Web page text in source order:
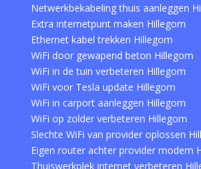
Netwerkbekabeling thuis aanleggen
Extra internetpunt maken Hillegom
Ethernet kabel trekken Hillegom
WiFi door gewapend beton Hillegom
WiFi in de tuin verbeteren Hillegom
WiFi voor Tesla update Hillegom
WiFi in carport aanleggen Hillegom
WiFi op zolder verbeteren Hillegom
Slechte WiFi van provider oplossen
Eigen router achter provider modem
Thuiswerkplek internet verbeteren